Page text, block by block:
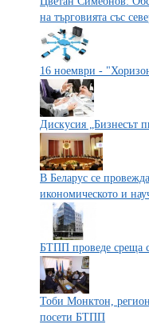
на търговията със
16 ноември -
Дискусия „Бизнесът
В Беларус се
икономическото и
БТПП проведе среща
Тоби Монктон,
посети БТПП